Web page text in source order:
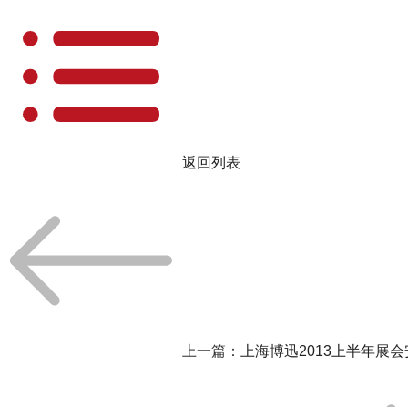
返回列表
上一篇： 上海博迅2013上半年展